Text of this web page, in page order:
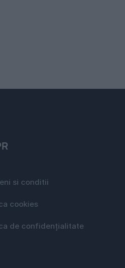
si conditii
cookies
de confidențialitate